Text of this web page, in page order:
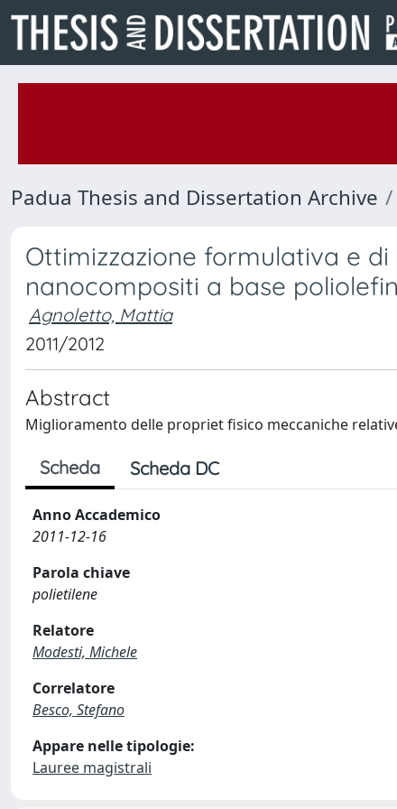
Padua Thesis and Dissertation Archive
Ottimizzazione formulativa e
nanocompositi a base
Agnoletto, Mattia
2011/2012
Abstract
Miglioramento delle propriet fisico meccaniche
Scheda Scheda DC
Anno Accademico
2011-12-16
Parola chiave
polietilene
Relatore
Modesti, Michele
Correlatore
Besco, Stefano
Appare nelle tipologie:
Lauree magistrali